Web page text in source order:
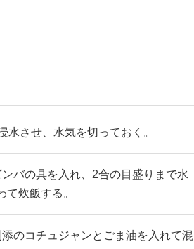
水させ、水気を切っておく。
バの具を入れ、2合の目盛りまで水
て炊飯する。
のコチュジャンとごま油を入れて混